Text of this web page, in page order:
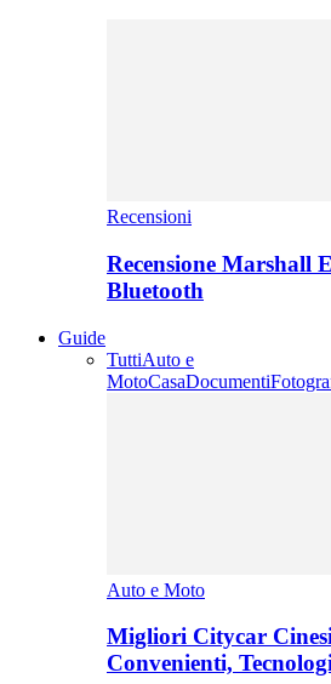
Recensioni
Recensione Marshall
Bluetooth
Guide
TuttiAuto e
MotoCasaDocumenti
Auto e Moto
Migliori Citycar
Convenienti,